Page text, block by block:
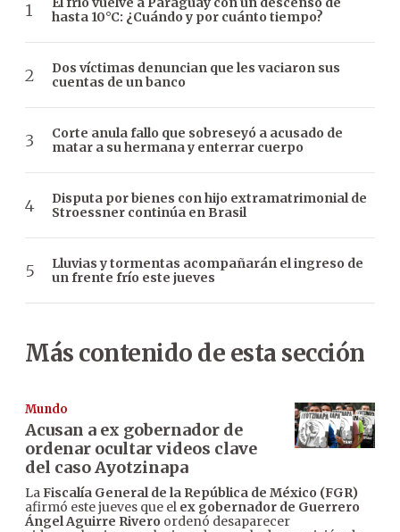
hasta 10°C: ¿Cuándo y por cuánto tiempo?
Dos víctimas denuncian que les vaciaron sus
cuentas de un banco
Corte anula fallo que sobreseyó a acusado de
matar a su hermana y enterrar cuerpo
Disputa por bienes con hijo extramatrimonial de
Stroessner continúa en Brasil
Lluvias y tormentas acompañarán el ingreso de
un frente frío este jueves
Más contenido de esta sección
Mundo
Acusan a ex gobernador de
ordenar ocultar videos clave
del caso Ayotzinapa
LaFiscalía General de la República de México (FGR)
afirmó este jueves que el ex gobernador de Guerrero
Ángel Aguirre Rivero ordenó desaparecer